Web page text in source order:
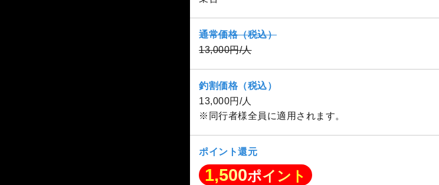
通常価格（税込）
13,000円/人
釣割価格（税込）
13,000円/人
※同行者様全員に適用されます。
ポイント還元
1,500ポイント